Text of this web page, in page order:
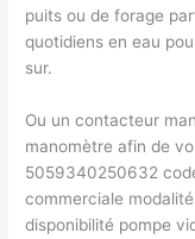
puits ou de forage
quotidiens en eau
sur.
Ou un contacteur
manomètre afin de
5059340250632
commerciale
disponibilité pompe